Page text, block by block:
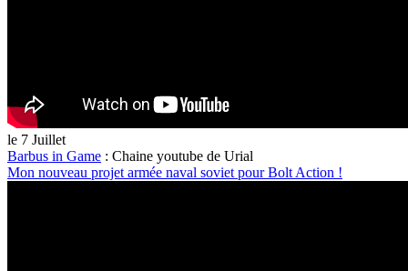
le 7 Juillet
Barbus in Game : Chaine youtube de Urial
Mon nouveau projet armée naval soviet pour Bolt Action !